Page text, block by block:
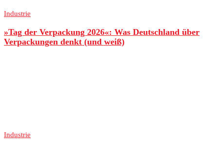
Industrie
»Tag der Verpackung 2026«: Was Deutschland über
Verpackungen denkt (und weiß)
Industrie